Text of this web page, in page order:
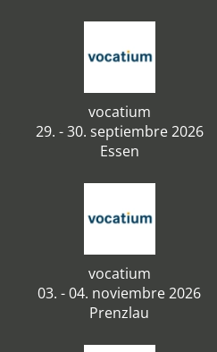
vocatium
29. - 30. septiembre 2026
Essen
vocatium
03. - 04. noviembre 2026
Prenzlau